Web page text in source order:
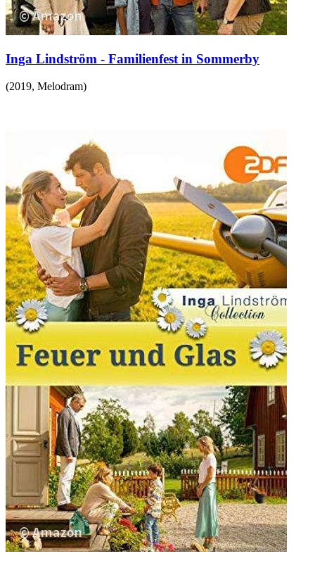
Inga Lindström - Familienfest in Sommerby
(2019, Melodram)